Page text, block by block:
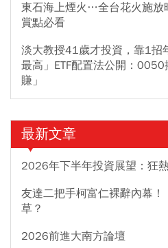
東石海上煙火…全台花火施放
賞點必看
淡大教授41歲才投資，靠1招
最高」ETF配置法公開：
賺」
最新文章
2026年下半年投資展望：狂
友達二把手柯富仁裸辭內幕
草？
2026前進大南方論壇